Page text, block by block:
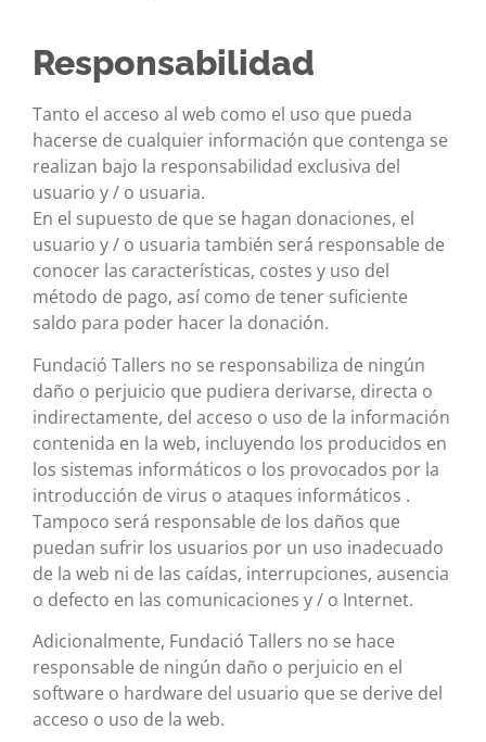
Responsabilidad
Tanto el acceso al web como el uso que pueda
hacerse de cualquier información que contenga se
realizan bajo la responsabilidad exclusiva del
usuario y / o usuaria.
En el supuesto de que se hagan donaciones, el
usuario y / o usuaria también será responsable de
conocer las características, costes y uso del
método de pago, así como de tener suficiente
saldo para poder hacer la donación.
Fundació Tallers no se responsabiliza de ningún
daño o perjuicio que pudiera derivarse, directa o
indirectamente, del acceso o uso de la información
contenida en la web, incluyendo los producidos en
los sistemas informáticos o los provocados por la
introducción de virus o ataques informáticos .
Tampoco será responsable de los daños que
puedan sufrir los usuarios por un uso inadecuado
de la web ni de las caídas, interrupciones, ausencia
o defecto en las comunicaciones y / o Internet.
Adicionalmente, Fundació Tallers no se hace
responsable de ningún daño o perjuicio en el
software o hardware del usuario que se derive del
acceso o uso de la web.